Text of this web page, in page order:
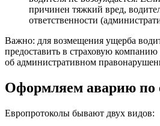
причинен тяжкий вред,
ответственности
Важно: для возмещения ущерба
предоставить в страховую
об административном
Оформляем аварию по
Европротоколы бывают двух видов: